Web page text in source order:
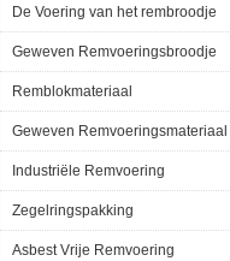
De Voering van het rembroodje
Geweven Remvoeringsbroodje
Remblokmateriaal
Geweven Remvoeringsmateriaal
Industriële Remvoering
Zegelringspakking
Asbest Vrije Remvoering